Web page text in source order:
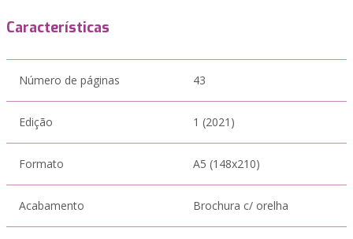
Características
Número de páginas 43
Edição 1 (2021)
Formato A5 (148x210)
Acabamento Brochura c/ orelha